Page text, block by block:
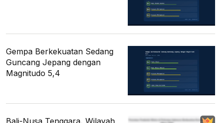
Gempa Berkekuatan Sedang
Guncang Jepang dengan
Magnitudo 5,4
Bali-Nusa Tenggara, Wilayah